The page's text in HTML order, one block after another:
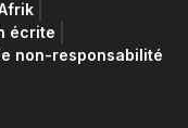
écrite
non-responsabilité